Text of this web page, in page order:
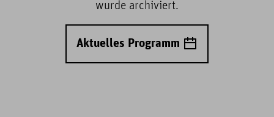
wurde archiviert.
Aktuelles Programm